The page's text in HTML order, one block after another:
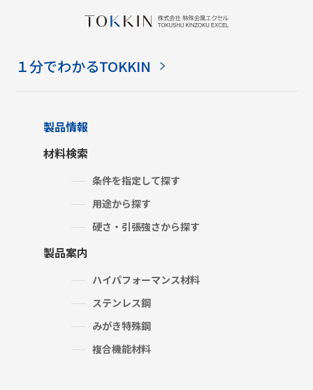
１分でわかるTOKKIN
製品情報
材料検索
条件を指定して探す
用途から探す
硬さ・引張強さから探す
製品案内
ハイパフォーマンス材料
ステンレス鋼
みがき特殊鋼
複合機能材料